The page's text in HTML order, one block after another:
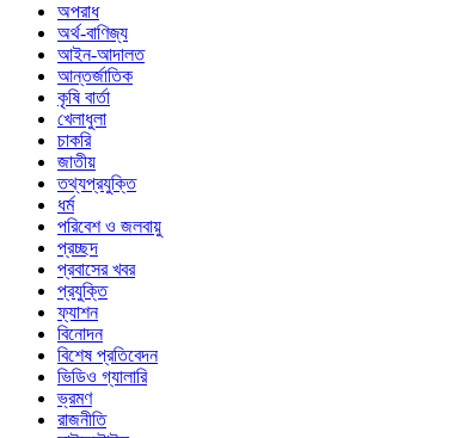
অপরাধ
অর্থ-বাণিজ্য
আইন-আদালত
আন্তর্জাতিক
কৃষি বার্তা
খেলাধুলা
চাকরি
জাতীয়
তথ্যপ্রযুক্তি
ধর্ম
পরিবেশ ও জলবায়ু
প্রচ্ছদ
প্রবাসের খবর
প্রযুক্তি
ফ্যাশন
বিনোদন
বিশেষ প্রতিবেদন
ভিডিও গ্যালারি
ভ্রমণ
রাজনীতি